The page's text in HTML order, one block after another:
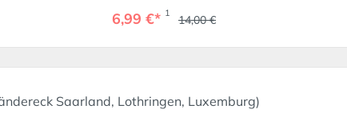
6,99 €* 1 14,00 €